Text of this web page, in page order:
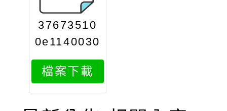
37673510
0e1140030
013attach
1
檔案下載